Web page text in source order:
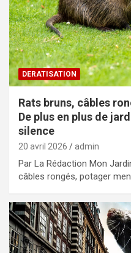
DERATISATION
Rats bruns, câbles
De plus en plus de
silence
20 avril 2026 admin
Par La Rédaction Mon
câbles rongés, potager